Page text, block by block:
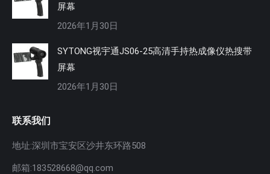
屏幕
2026年1月30日
SYTONG视宇通JS06-25高清手持热成像仪热搜带
屏幕
2026年1月30日
联系我们
地址:深圳市宝安区沙井东环路508
邮箱:183528668@qq.com